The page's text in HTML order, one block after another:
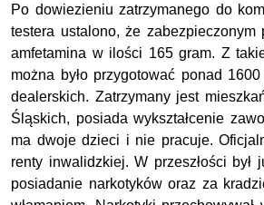
Po dowiezieniu zatrzymanego do
testera ustalono, że zabezpieczonym
amfetamina w ilości 165 gram. Z
można było przygotować ponad 1600
dealerskich. Zatrzymany jest
Śląskich, posiada wykształcenie
ma dwoje dzieci i nie pracuje.
renty inwalidzkiej. W przeszłości był
posiadanie narkotyków oraz za